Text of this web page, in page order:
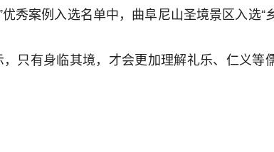
秀案例入选名单中，曲阜尼山圣境景区入选“
只有身临其境，才会更加理解礼乐、仁义等